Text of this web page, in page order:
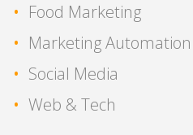
Food Marketing
Marketing Automation
Social Media
Web & Tech